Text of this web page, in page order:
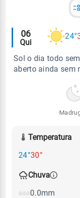
Alertas
06
Qui
24°
Sol o dia todo
aberto ainda sem
Temperatura
24°30°
Chuva
0.0mm